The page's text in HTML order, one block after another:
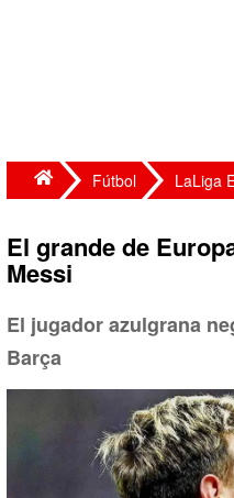
Fútbol LaLiga
El grande de
Messi
El jugador azulgrana
Barça